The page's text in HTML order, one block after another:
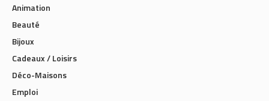
Animation
Beauté
Bijoux
Cadeaux / Loisirs
Déco-Maisons
Emploi